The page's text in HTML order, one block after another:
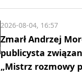
Zmarł Andrzej
publicysta
„Mistrz rozmowy
2026-08-04, 16:57